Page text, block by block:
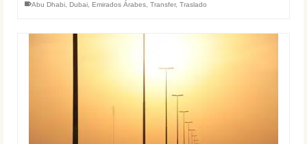
Abu Dhabi Dubai Emirados Árabes Transfer, Traslado